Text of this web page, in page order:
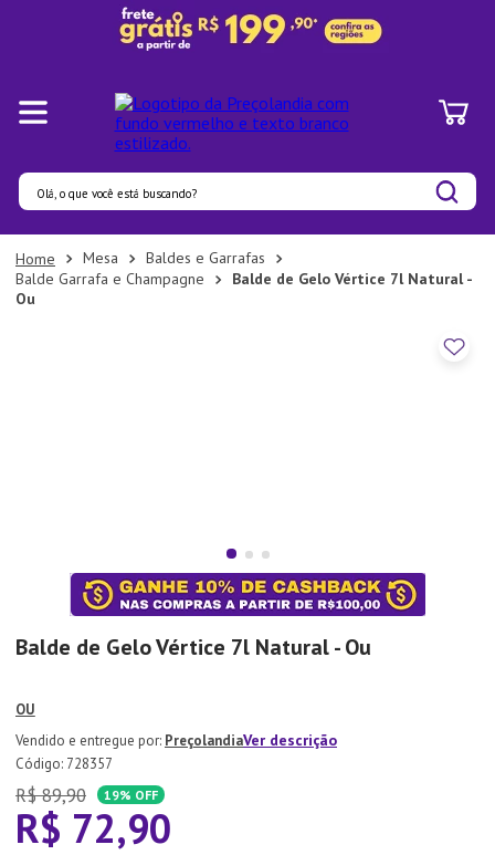
Olá, o que você está buscando?
Mesa
Baldes e Garrafas
Balde Garrafa e Champagne
Balde de Gelo Vértice 7l Natural -
Ou
Balde de Gelo Vértice 7l Natural - Ou
OU
PreçolandiaVer descrição
: 728357
R$ 89,90 19% OFF
R$ 72,90
Termos mais buscados
1º
Panelas
Xicara